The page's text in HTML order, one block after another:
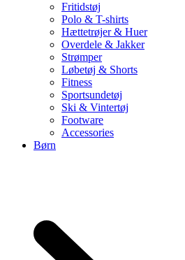
Fritidstøj
Polo & T-shirts
Hættetrøjer & Huer
Overdele & Jakker
Strømper
Løbetøj & Shorts
Fitness
Sportsundetøj
Ski & Vintertøj
Footware
Accessories
Børn